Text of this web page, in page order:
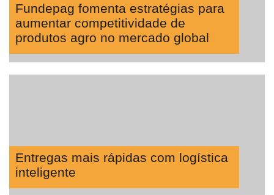
Fundepag fomenta estratégias para
aumentar competitividade de
produtos agro no mercado global
Entregas mais rápidas com logística
inteligente